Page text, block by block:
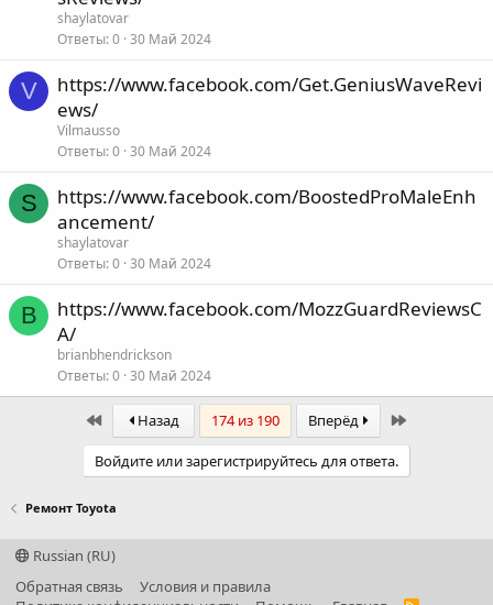
shaylatovar
Ответы 0 30 Май 2024
V
https://www.facebook.com/Get.GeniusWaveRevi
ews/
Vilmausso
Ответы 0 30 Май 2024
S
https://www.facebook.com/BoostedProMaleEnh
ancement/
shaylatovar
Ответы 0 30 Май 2024
B
https://www.facebook.com/MozzGuardReviewsC
A/
brianbhendrickson
Ответы 0 30 Май 2024
First Назад 174 из 190 Вперёд Last
Войдите или зарегистрируйтесь для ответа.
Ремонт Toyota
Russian (RU)
Обратная связь
Условия и правила